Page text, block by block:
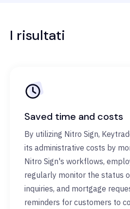
I risultati
Saved time and costs
By utilizing Nitro Sign,
its administrative costs by
Nitro Sign's workflows,
regularly monitor the status
inquiries, and mortgage
reminders for customers to